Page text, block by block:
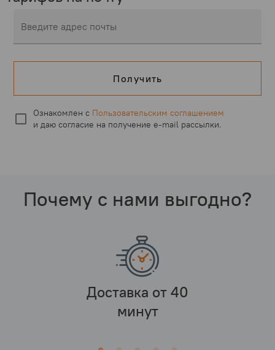
Введите адрес почты
Получить
Ознакомлен с Пользовательским соглашением
и даю согласие на получение e-mail рассылки.
Почему с нами выгодно?
Доставка от 40
минут